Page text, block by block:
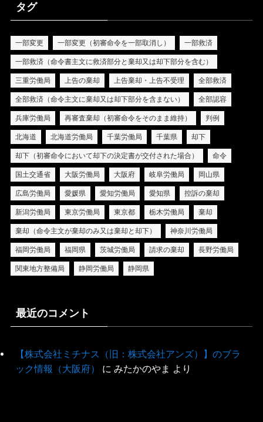
タグ
一部変更 一部変更（初審命令を一部取消し） 一部救済
一部救済（命令書主文に救済部分と棄却又は却下部分を含む）
三重労働局 上告の棄却 上告棄却・上告不受理 全部救済
全部救済（命令主文に棄却又は却下部分を含まない） 全部認容
兵庫労働局 再審査棄却（初審命令をそのまま維持） 判例
北海道 北海道労働局 千葉労働局 千葉県 却下
却下（初審命令において却下の決定書が交付された場合） 命令
国土交通省 大阪労働局 大阪府 岐阜労働局 岡山県
広島労働局 愛媛県 愛知労働局 愛知県 控訴の棄却
新潟労働局 東京労働局 東京都 栃木労働局 棄却
棄却（命令主文が棄却のみ又は棄却と却下） 神奈川労働局
福岡労働局 福岡県 茨城労働局 請求の棄却 長野労働局
関東地方整備局 静岡労働局 静岡県
最近のコメント
【株式会社ミチナス（旧：株式会社アンズ）】のブラ
ック情報（大阪府）
に みたかのやま より